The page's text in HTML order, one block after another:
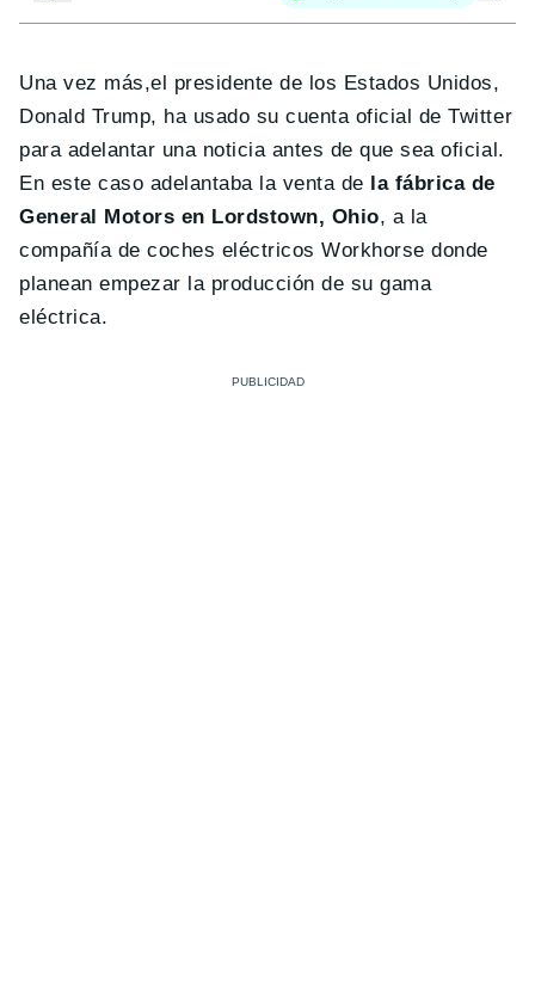
Una vez más,el presidente de los Estados Unidos,
Donald Trump, ha usado su cuenta oficial de Twitter
para adelantar una noticia antes de que sea oficial.
En este caso adelantaba la venta de la fábrica de
General Motors en Lordstown, Ohio, a la
compañía de coches eléctricos Workhorse donde
planean empezar la producción de su gama
eléctrica.